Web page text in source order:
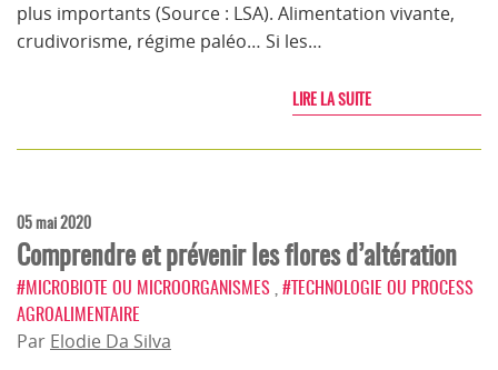
plus importants (Source : LSA). Alimentation vivante,
crudivorisme, régime paléo… Si les…
LIRE LA SUITE
05 mai 2020
Comprendre et prévenir les flores d’altération
#MICROBIOTE OU MICROORGANISMES #TECHNOLOGIE OU PROCESS
AGROALIMENTAIRE
Par Elodie Da Silva